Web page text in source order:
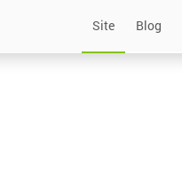
Site Blog